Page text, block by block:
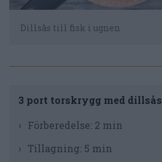
Dillsås till fisk i ugnen
3 port torskrygg med dillsås
Förberedelse: 2 min
Tillagning: 5 min